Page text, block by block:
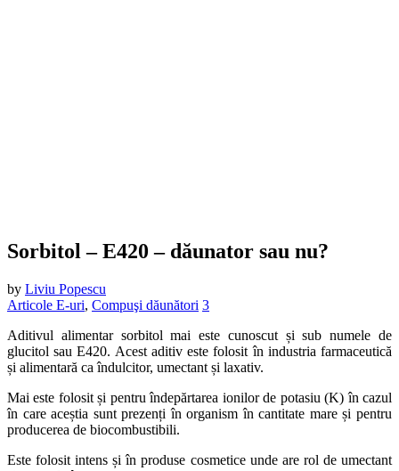
Sorbitol – E420 – dăunator sau nu?
by Liviu Popescu
Articole E-uri, Compuşi dăunători 3
Aditivul alimentar sorbitol mai este cunoscut și sub numele de
glucitol sau E420. Acest aditiv este folosit în industria farmaceutică
și alimentară ca îndulcitor, umectant și laxativ.
Mai este folosit și pentru îndepărtarea ionilor de potasiu (K) în cazul
în care aceștia sunt prezenți în organism în cantitate mare și pentru
producerea de biocombustibili.
Este folosit intens și în produse cosmetice unde are rol de umectant